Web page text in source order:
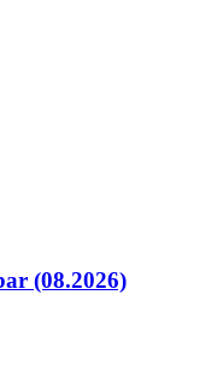
(08.2026)